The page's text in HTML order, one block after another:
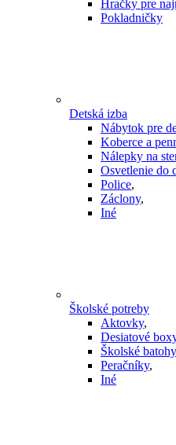
Hračky pre
Pokladničky
Detská izba
Nábytok pre
Koberce a
Nálepky na
Osvetlenie do
Police,
Záclony,
Iné
Školské potreby
Aktovky,
Desiatové
Školské batohy
Peračníky,
Iné